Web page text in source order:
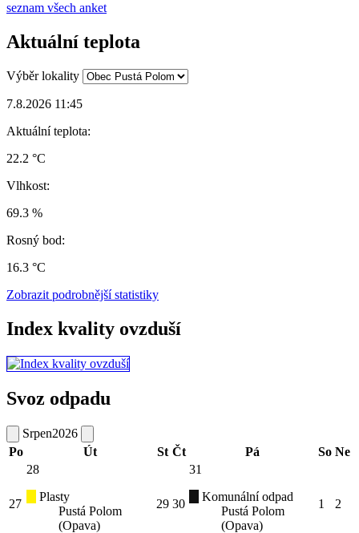
seznam všech anket
Aktuální teplota
Výběr lokality
7.8.2026 11:45
Aktuální teplota:
22.2 °C
Vlhkost:
69.3 %
Rosný bod:
16.3 °C
Zobrazit podrobnější statistiky
Index kvality ovzduší
Svoz odpadu
Srpen2026
Po
Út St Čt Pá So Ne
27
28
Plasty
Pustá Polom
(Opava)
29 30
31
Komunální odpad
Pustá Polom
(Opava)
1 2